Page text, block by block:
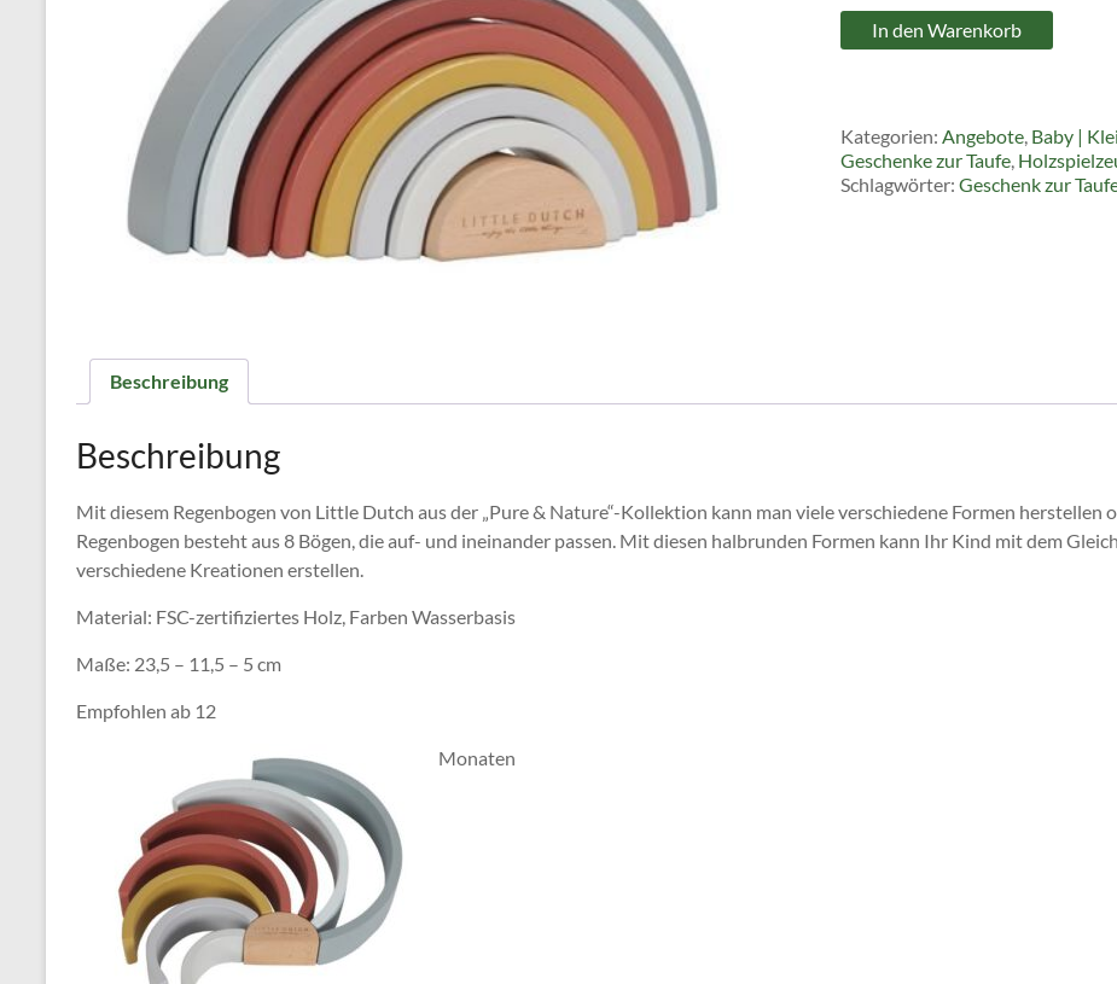
€25,00€20,00.
Holz
Regenbogen,
In den Warenkorb
Kategorien:Angebote, Baby |
Geschenke zur Taufe,
Schlagwörter:Geschenk zur
Beschreibung
Beschreibung
Mit diesem Regenbogen von Little Dutch aus der „Pure & Nature“-Kollektion kann man viele verschiedene Formen herstellen
Regenbogen besteht aus 8 Bögen, die auf- und ineinander passen. Mit diesen halbrunden Formen kann Ihr Kind mit dem
verschiedene Kreationen erstellen.
Material: FSC-zertifiziertes Holz, Farben Wasserbasis
Maße: 23,5 – 11,5 – 5 cm
Empfohlen ab 12
Monaten